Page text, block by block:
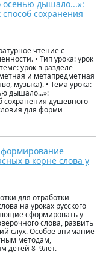
осенью дышало...»:
сохранения
чтение с
• Тип урока: урок
урок в разделе
и метапредметная
музыка). • Тема урока:
дышало...»:
сохранения душевного
для форми
в корне слова у
для отработки
на уроках русского
сформировать у
слова, развить
слух. Особое внимание
методам,
детей 8–9лет.